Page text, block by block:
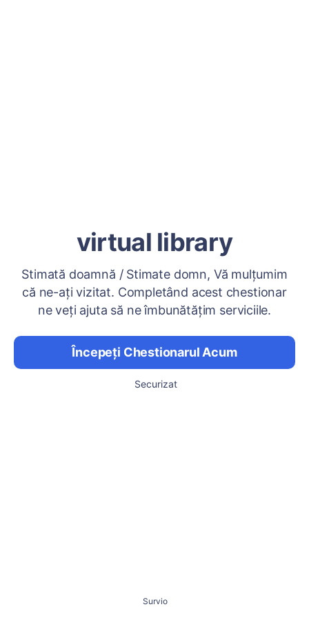
virtual library
Stimată doamnă / Stimate domn, Vă mulțumim
că ne-ați vizitat. Completând acest chestionar
ne veți ajuta să ne îmbunătățim serviciile.
Începeți Chestionarul Acum
Securizat
Survio